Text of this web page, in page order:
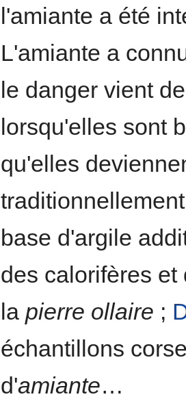
l'amiante a été
L'amiante a
le danger vient
lorsqu'elles sont
qu'elles
base d'argile
des calorifères
la pierre ollaire ;
échantillons
d'amiante…